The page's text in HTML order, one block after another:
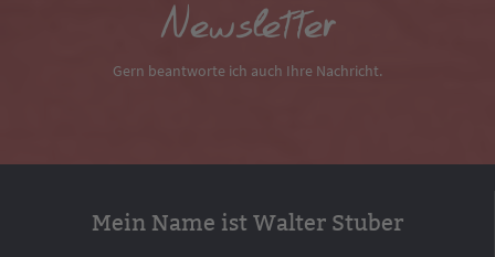
Newsletter
Gern beantworte ich auch Ihre Nachricht.
Mein Name ist Walter Stuber